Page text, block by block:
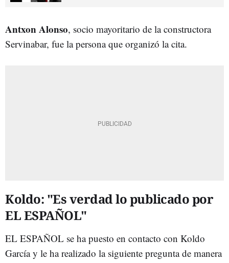
Antxon Alonso, socio mayoritario de la constructora
Servinabar, fue la persona que organizó la cita.
Koldo: "Es verdad lo publicado por
EL ESPAÑOL"
EL ESPAÑOL se ha puesto en contacto con Koldo
García y le ha realizado la siguiente pregunta de manera